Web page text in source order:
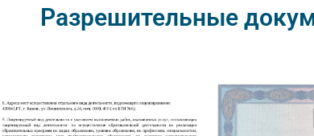
Разрешительные